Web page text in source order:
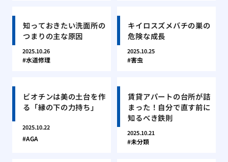
知っておきたい洗面所の
つまりの主な原因
2025.10.26
水道修理
キイロスズメバチの巣の
危険な成長
2025.10.25
害虫
ビオチンは美の土台を作
る「縁の下の力持ち」
2025.10.22
AGA
賃貸アパートの台所が詰
まった！自分で直す前に
知るべき鉄則
2025.10.21
未分類